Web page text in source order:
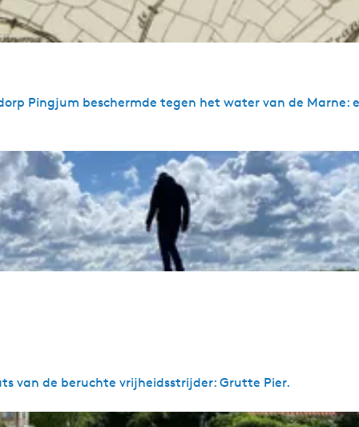
Pingjum beschermde tegen het water van de Marne:
van de beruchte vrijheidsstrijder: Grutte Pier.